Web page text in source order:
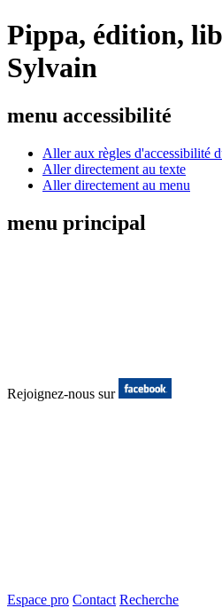
Pippa, édition,
Sylvain
menu accessibilité
Aller aux règles d'accessibilité
Aller directement au texte
Aller directement au menu
menu principal
Rejoignez-nous sur
Espace pro Contact Recherche